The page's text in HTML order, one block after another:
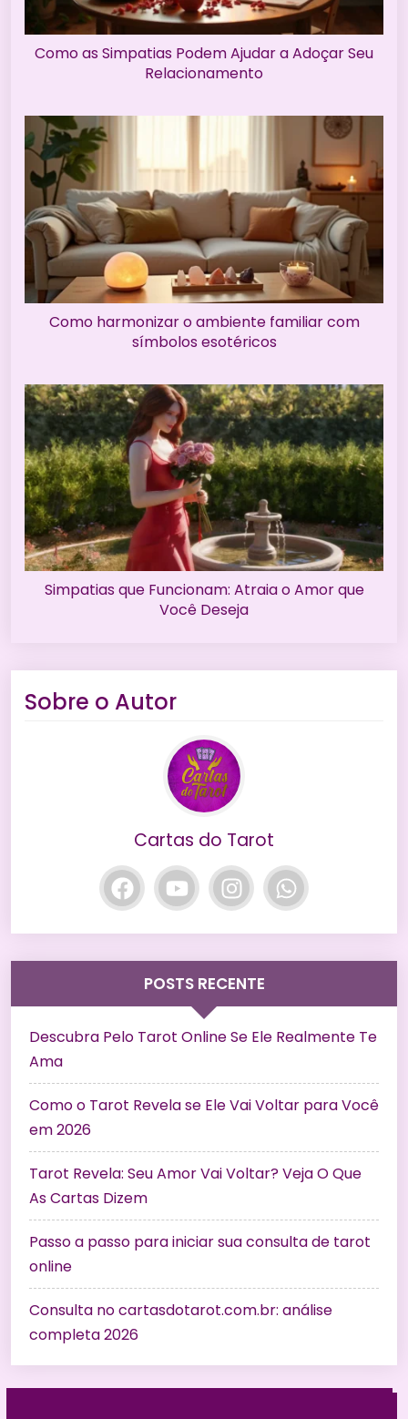
Como as Simpatias Podem Ajudar a Adoçar Seu
Relacionamento
Como harmonizar o ambiente familiar com
símbolos esotéricos
Simpatias que Funcionam: Atraia o Amor que
Você Deseja
Sobre o Autor
Cartas do Tarot
POSTS RECENTE
Descubra Pelo Tarot Online Se Ele Realmente Te
Ama
Como o Tarot Revela se Ele Vai Voltar para Você
em 2026
Tarot Revela: Seu Amor Vai Voltar? Veja O Que
As Cartas Dizem
Passo a passo para iniciar sua consulta de tarot
online
Consulta no cartasdotarot.com.br: análise
completa 2026